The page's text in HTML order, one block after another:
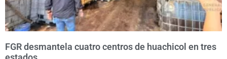
FGR desmantela cuatro centros de huachicol en tres